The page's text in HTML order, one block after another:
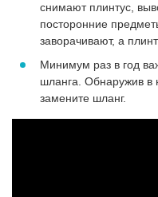
снимают плинтус,
посторонние
заворачивают, а
Минимум раз в год
шланга. Обнаружив
замените шланг.